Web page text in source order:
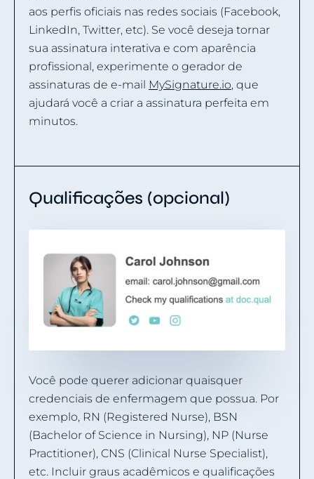
aos perfis oficiais nas redes sociais (Facebook,
LinkedIn, Twitter, etc). Se você deseja tornar
sua assinatura interativa e com aparência
profissional, experimente o gerador de
assinaturas de e-mail MySignature.io, que
ajudará você a criar a assinatura perfeita em
minutos.
Qualificações (opcional)
Você pode querer adicionar quaisquer
credenciais de enfermagem que possua. Por
exemplo, RN (Registered Nurse), BSN
(Bachelor of Science in Nursing), NP (Nurse
Practitioner), CNS (Clinical Nurse Specialist),
etc. Incluir graus acadêmicos e qualificações